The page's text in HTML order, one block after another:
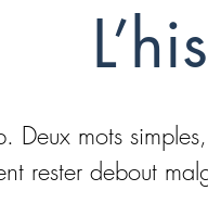
Deux mots
rester debout